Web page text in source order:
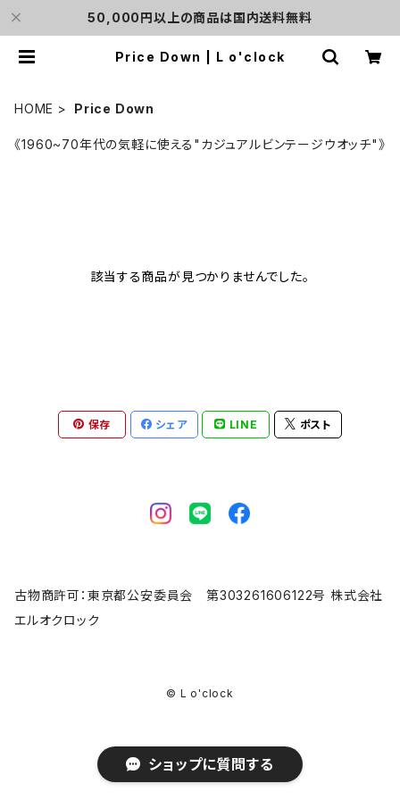
50,000円以上の商品は国内送料無料
Price Down | L o'clock
HOME Price Down
《1960~70年代の気軽に使える"カジュアルビンテージウオッチ"》
該当する商品が見つかりませんでした。
保存 シェア LINE ポスト
古物商許可：東京都公安委員会 第303261606122号 株式会社
エルオクロック
© L o'clock
ショップに質問する